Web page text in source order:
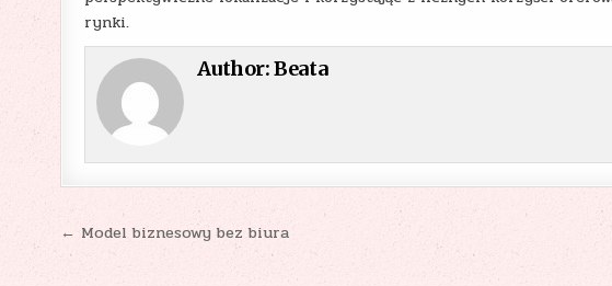
rynki.
Author:Beata
Nawigacja
wpisu
← Model biznesowy bez biura